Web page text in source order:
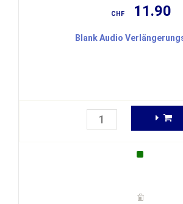
CHF 11.90
Blank Audio